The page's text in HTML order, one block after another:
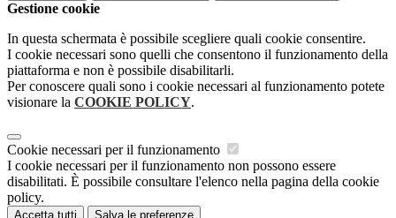
Gestione cookie
In questa schermata è possibile scegliere quali cookie consentire.
I cookie necessari sono quelli che consentono il funzionamento della
piattaforma e non è possibile disabilitarli.
Per conoscere quali sono i cookie necessari al funzionamento potete
visionare la COOKIE POLICY.
Cookie necessari per il funzionamento
I cookie necessari per il funzionamento non possono essere
disabilitati. È possibile consultare l'elenco nella pagina della cookie
policy.
Accetta tutti Salva le preferenze